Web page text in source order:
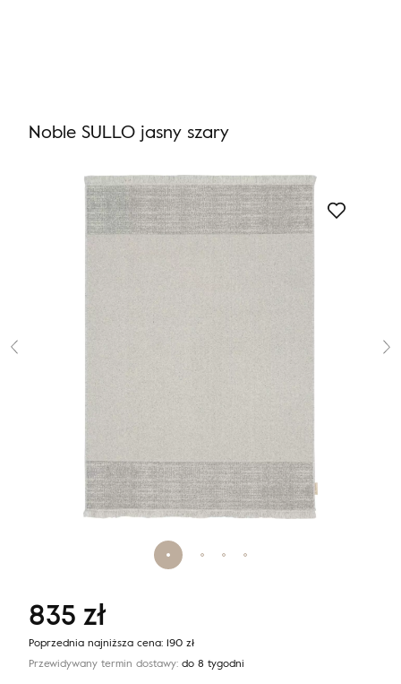
Noble SULLO jasny szary
835 zł
Poprzednia najniższa cena: 190 zł
Przewidywany termin dostawy: do 8 tygodni